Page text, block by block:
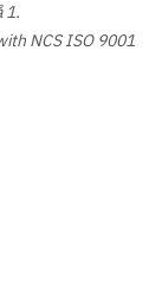
1.
NCS ISO 9001